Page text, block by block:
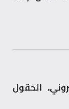
الحقول